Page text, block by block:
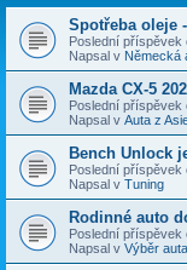
Spotřeba oleje
Poslední příspěvek
Napsal v Německá
Mazda CX-5
Poslední příspěvek
Napsal v Auta z
Bench Unlock
Poslední příspěvek
Napsal v Tuning
Rodinné auto
Poslední příspěvek
Napsal v Výběr auta